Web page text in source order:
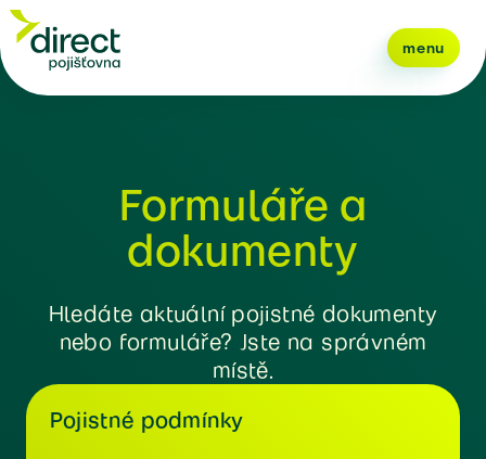
menu
Formuláře a
dokumenty
Hledáte aktuální pojistné dokumenty
nebo formuláře? Jste na správném
místě.
Pojistné podmínky